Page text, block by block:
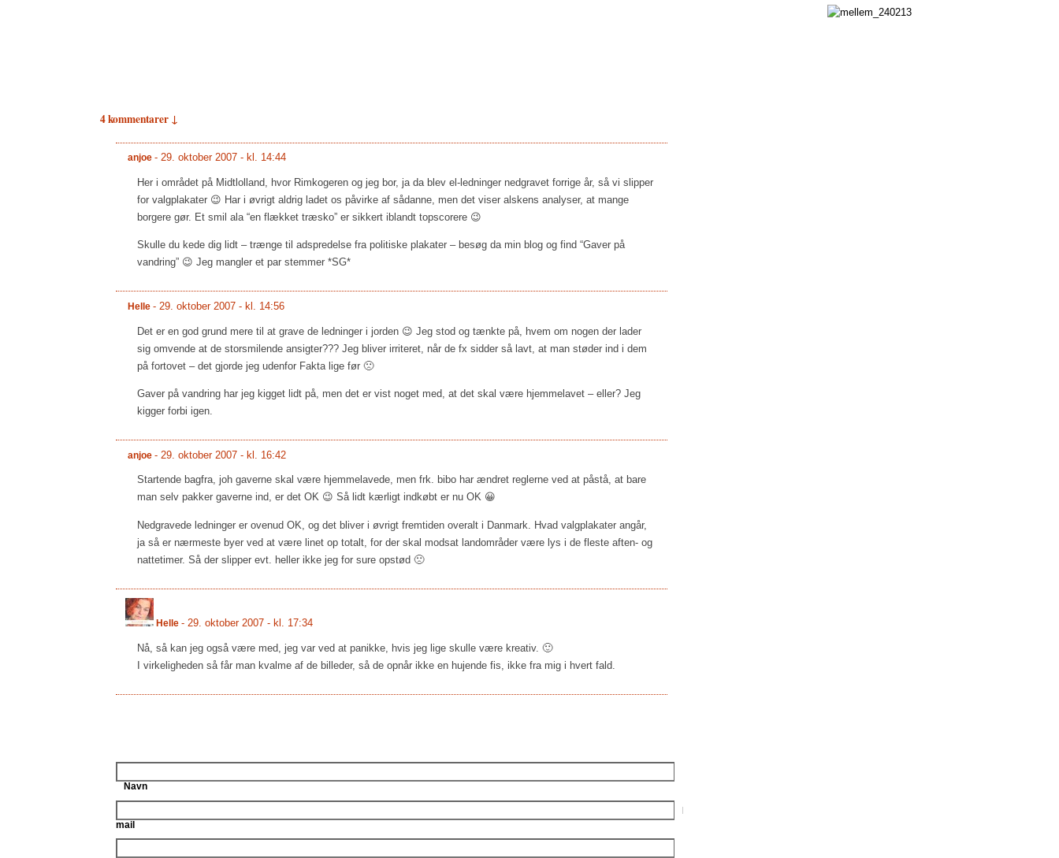
4 kommentarer ↓
anjoe - 29. oktober 2007 - kl. 14:44
Her i området på Midtlolland, hvor Rimkogeren og jeg bor, ja da blev el-ledninger nedgravet forrige år, så vi slipper
for valgplakater 😉 Har i øvrigt aldrig ladet os påvirke af sådanne, men det viser alskens analyser, at mange
borgere gør. Et smil ala “en flækket træsko” er sikkert iblandt topscorere 😉
Skulle du kede dig lidt – trænge til adspredelse fra politiske plakater – besøg da min blog og find “Gaver på
vandring” 😉 Jeg mangler et par stemmer *SG*
Helle - 29. oktober 2007 - kl. 14:56
Det er en god grund mere til at grave de ledninger i jorden 😉 Jeg stod og tænkte på, hvem om nogen der lader
sig omvende at de storsmilende ansigter??? Jeg bliver irriteret, når de fx sidder så lavt, at man støder ind i dem
på fortovet – det gjorde jeg udenfor Fakta lige før 🙁
Gaver på vandring har jeg kigget lidt på, men det er vist noget med, at det skal være hjemmelavet – eller? Jeg
kigger forbi igen.
anjoe - 29. oktober 2007 - kl. 16:42
Startende bagfra, joh gaverne skal være hjemmelavede, men frk. bibo har ændret reglerne ved at påstå, at bare
man selv pakker gaverne ind, er det OK 😉 Så lidt kærligt indkøbt er nu OK 😀
Nedgravede ledninger er ovenud OK, og det bliver i øvrigt fremtiden overalt i Danmark. Hvad valgplakater angår,
ja så er nærmeste byer ved at være linet op totalt, for der skal modsat landområder være lys i de fleste aften- og
nattetimer. Så der slipper evt. heller ikke jeg for sure opstød 🙁
Helle - 29. oktober 2007 - kl. 17:34
Nå, så kan jeg også være med, jeg var ved at panikke, hvis jeg lige skulle være kreativ. 🙂
I virkeligheden så får man kvalme af de billeder, så de opnår ikke en hujende fis, ikke fra mig i hvert fald.
Navn
mail